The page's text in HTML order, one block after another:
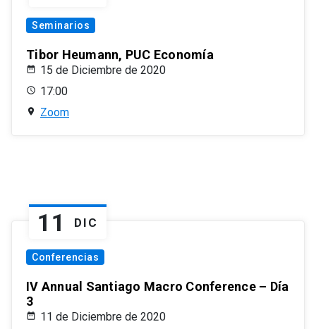
Seminarios
Tibor Heumann, PUC Economía
15 de Diciembre de 2020
17:00
Zoom
11 DIC
Conferencias
IV Annual Santiago Macro Conference – Día
3
11 de Diciembre de 2020